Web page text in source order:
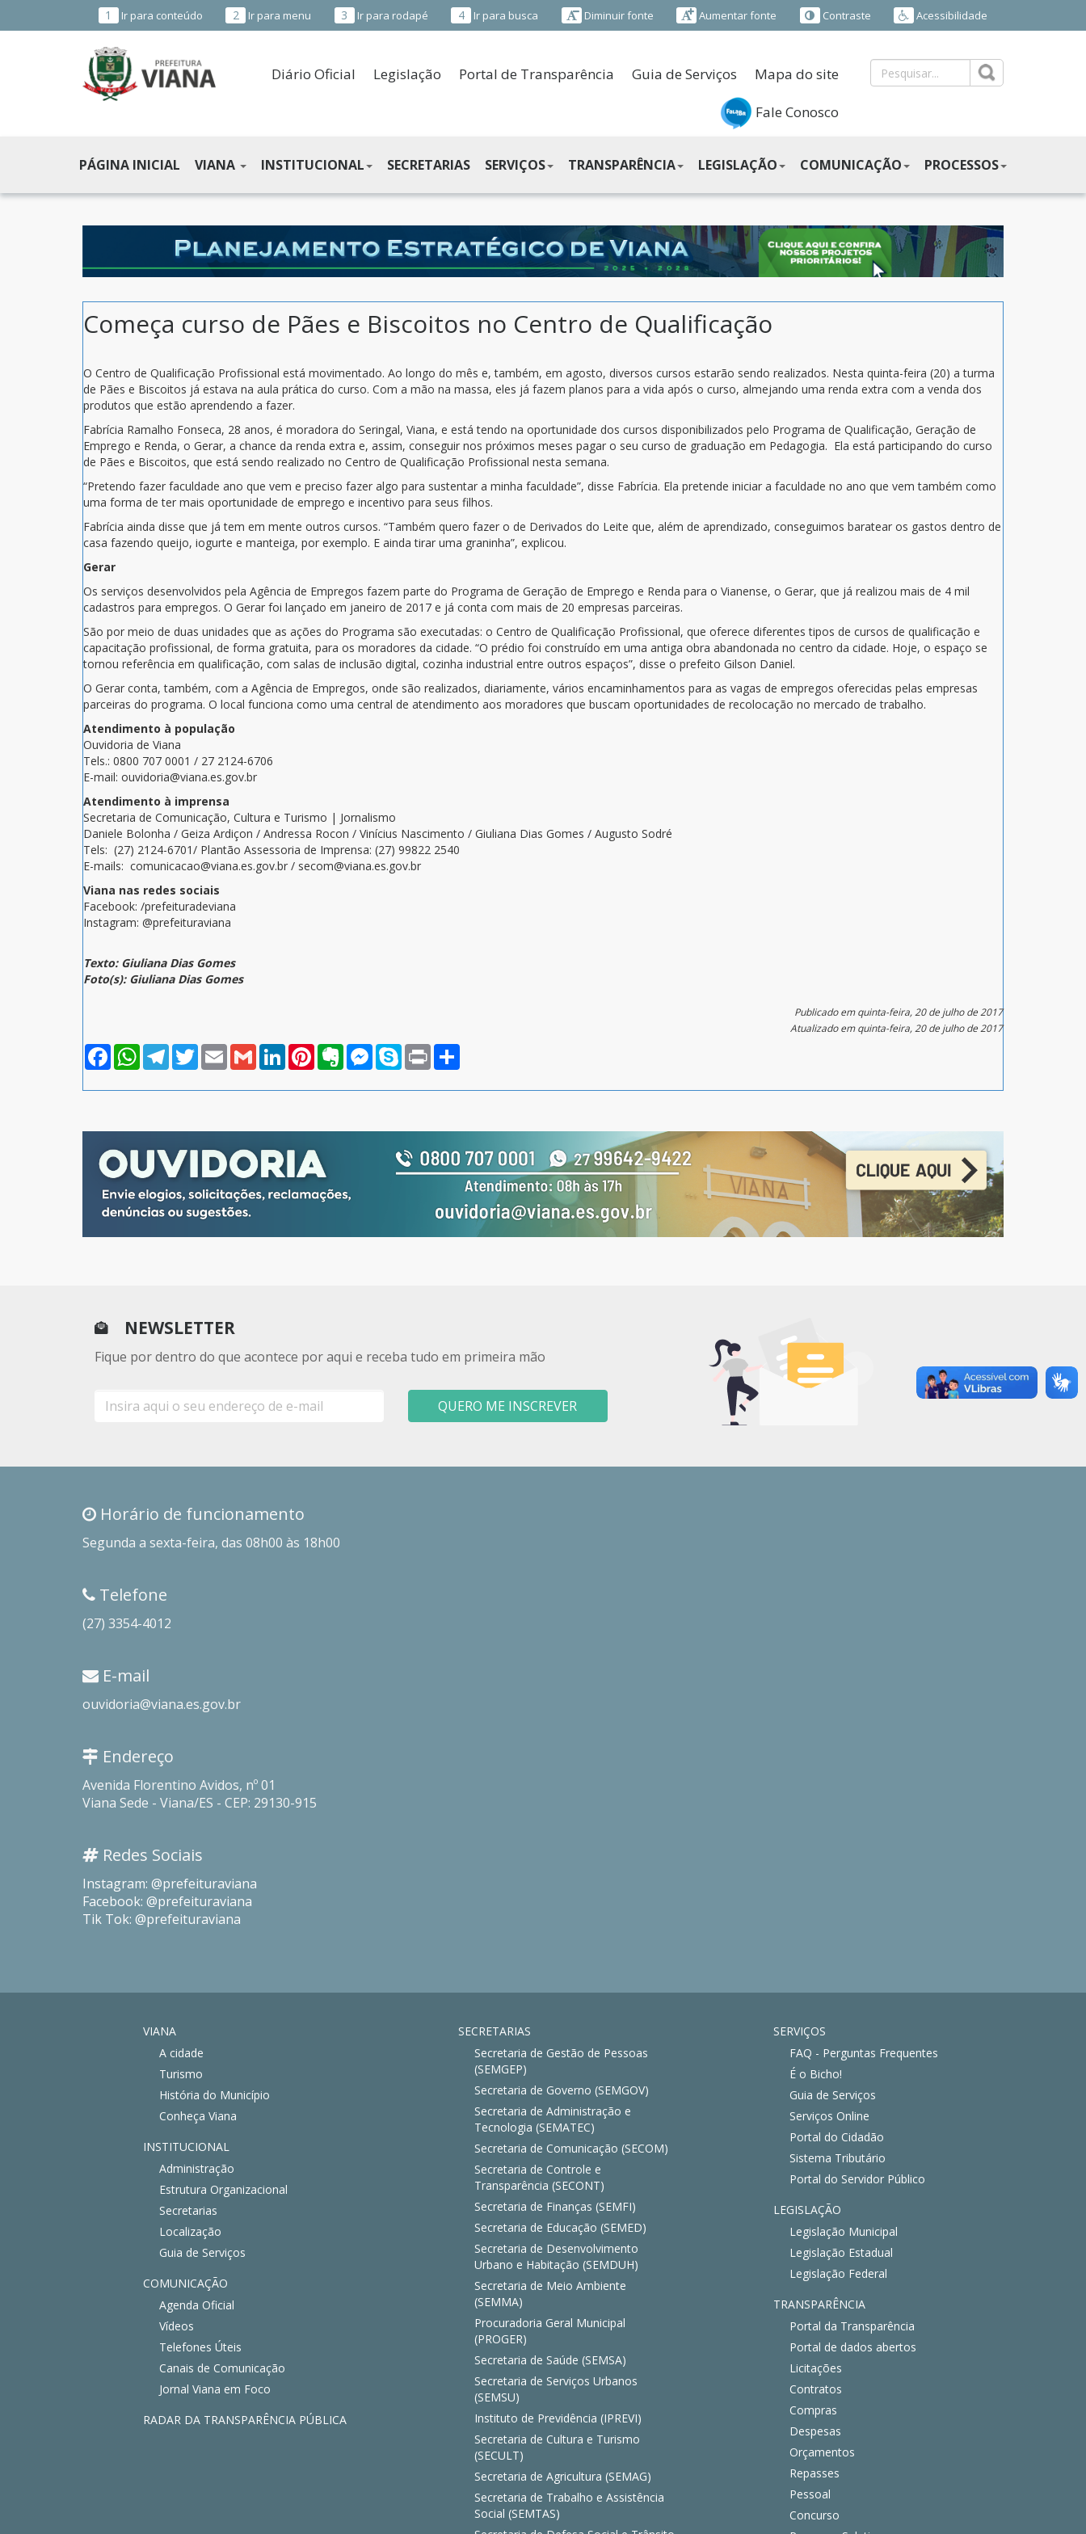
1 Ir para conteúdo 2 Ir para menu 3 Ir para rodapé 4 Ir para busca Diminuir fonte Aumentar fonte Contraste Acessibilidade
MUNICIPAL
DE
VIANA
ES
Diário Oficial Legislação Portal de Transparência Guia de Serviços Mapa do site
Fale Conosco
PÁGINA INICIAL VIANA INSTITUCIONAL SECRETARIAS SERVIÇOS TRANSPARÊNCIA LEGISLAÇÃO COMUNICAÇÃO PROCESSOS
Começa curso de Pães e Biscoitos no Centro de Qualificação
O Centro de Qualificação Profissional está movimentado. Ao longo do mês e, também, em agosto, diversos cursos estarão sendo realizados. Nesta quinta-feira (20) a turma
de Pães e Biscoitos já estava na aula prática do curso. Com a mão na massa, eles já fazem planos para a vida após o curso, almejando uma renda extra com a venda dos
produtos que estão aprendendo a fazer.
Fabrícia Ramalho Fonseca, 28 anos, é moradora do Seringal, Viana, e está tendo na oportunidade dos cursos disponibilizados pelo Programa de Qualificação, Geração de
Emprego e Renda, o Gerar, a chance da renda extra e, assim, conseguir nos próximos meses pagar o seu curso de graduação em Pedagogia. Ela está participando do curso
de Pães e Biscoitos, que está sendo realizado no Centro de Qualificação Profissional nesta semana.
“Pretendo fazer faculdade ano que vem e preciso fazer algo para sustentar a minha faculdade”, disse Fabrícia. Ela pretende iniciar a faculdade no ano que vem também como
uma forma de ter mais oportunidade de emprego e incentivo para seus filhos.
Fabrícia ainda disse que já tem em mente outros cursos. “Também quero fazer o de Derivados do Leite que, além de aprendizado, conseguimos baratear os gastos dentro de
casa fazendo queijo, iogurte e manteiga, por exemplo. E ainda tirar uma graninha”, explicou.
Gerar
Os serviços desenvolvidos pela Agência de Empregos fazem parte do Programa de Geração de Emprego e Renda para o Vianense, o Gerar, que já realizou mais de 4 mil
cadastros para empregos. O Gerar foi lançado em janeiro de 2017 e já conta com mais de 20 empresas parceiras.
São por meio de duas unidades que as ações do Programa são executadas: o Centro de Qualificação Profissional, que oferece diferentes tipos de cursos de qualificação e
capacitação profissional, de forma gratuita, para os moradores da cidade. “O prédio foi construído em uma antiga obra abandonada no centro da cidade. Hoje, o espaço se
tornou referência em qualificação, com salas de inclusão digital, cozinha industrial entre outros espaços”, disse o prefeito Gilson Daniel.
O Gerar conta, também, com a Agência de Empregos, onde são realizados, diariamente, vários encaminhamentos para as vagas de empregos oferecidas pelas empresas
parceiras do programa. O local funciona como uma central de atendimento aos moradores que buscam oportunidades de recolocação no mercado de trabalho.
Atendimento à população
Ouvidoria de Viana
Tels.: 0800 707 0001 / 27 2124-6706
E-mail: ouvidoria@viana.es.gov.br
Atendimento à imprensa
Secretaria de Comunicação, Cultura e Turismo | Jornalismo
Daniele Bolonha / Geiza Ardiçon / Andressa Rocon / Vinícius Nascimento / Giuliana Dias Gomes / Augusto Sodré
Tels: (27) 2124-6701/ Plantão Assessoria de Imprensa: (27) 99822 2540
E-mails: comunicacao@viana.es.gov.br / secom@viana.es.gov.br
Viana nas redes sociais
Facebook: /prefeituradeviana
Instagram: @prefeituraviana
Texto: Giuliana Dias Gomes
Foto(s): Giuliana Dias Gomes
Publicado em quinta-feira, 20 de julho de 2017
Atualizado em quinta-feira, 20 de julho de 2017
FacebookWhatsAppTelegramTwitterEmail Gmail LinkedInPinterestEvernoteMessenger
Skype Print
NEWSLETTER
Fique por dentro do que acontece por aqui e receba tudo em primeira mão
mail
QUERO ME INSCREVER
Horário de funcionamento
Segunda a sexta-feira, das 08h00 às 18h00
Telefone
(27) 3354-4012
E-mail
ouvidoria@viana.es.gov.br
Endereço
Avenida Florentino Avidos, nº 01
Viana Sede - Viana/ES - CEP: 29130-915
Redes Sociais
Instagram: @prefeituraviana
Facebook: @prefeituraviana
Tik Tok: @prefeituraviana
VIANA
A cidade
Turismo
História do Município
Conheça Viana
INSTITUCIONAL
Administração
Estrutura Organizacional
Secretarias
Localização
Guia de Serviços
COMUNICAÇÃO
Agenda Oficial
Vídeos
Telefones Úteis
Canais de Comunicação
Jornal Viana em Foco
RADAR DA TRANSPARÊNCIA PÚBLICA
SECRETARIAS
Secretaria de Gestão de Pessoas
(SEMGEP)
Secretaria de Governo (SEMGOV)
Secretaria de Administração e
Tecnologia (SEMATEC)
Secretaria de Comunicação (SECOM)
Secretaria de Controle e
Transparência (SECONT)
Secretaria de Finanças (SEMFI)
Secretaria de Educação (SEMED)
Secretaria de Desenvolvimento
Urbano e Habitação (SEMDUH)
Secretaria de Meio Ambiente
(SEMMA)
Procuradoria Geral Municipal
(PROGER)
Secretaria de Saúde (SEMSA)
Secretaria de Serviços Urbanos
(SEMSU)
Instituto de Previdência (IPREVI)
Secretaria de Cultura e Turismo
(SECULT)
Secretaria de Agricultura (SEMAG)
Secretaria de Trabalho e Assistência
Social (SEMTAS)
SERVIÇOS
FAQ - Perguntas Frequentes
É o Bicho!
Guia de Serviços
Serviços Online
Portal do Cidadão
Sistema Tributário
Portal do Servidor Público
LEGISLAÇÃO
Legislação Municipal
Legislação Estadual
Legislação Federal
TRANSPARÊNCIA
Portal da Transparência
Portal de dados abertos
Licitações
Contratos
Compras
Despesas
Orçamentos
Repasses
Pessoal
Concurso